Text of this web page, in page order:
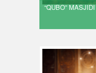
“QUBO” MASJIDI